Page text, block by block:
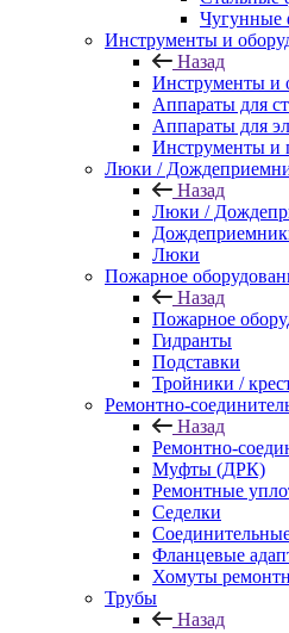
Чугунные
Инструменты и
Назад
Инструменты и
Аппараты для
Аппараты для
Инструменты и
Люки /
Назад
Люки /
Люки
Пожарное
Назад
Пожарное
Гидранты
Подставки
Тройники /
Ремонтно-
Назад
Ремонтно-
Муфты (ДРК)
Ремонтные
Седелки
Фланцевые
Хомуты
Трубы
Назад